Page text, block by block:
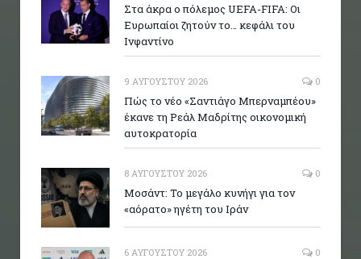
Στα άκρα ο πόλεμος UEFA-FIFA: Οι
Ευρωπαίοι ζητούν το… κεφάλι του
Ινφαντίνο
9 ΑΥΓΟΎΣΤΟΥ 2026 0
Πώς το νέο «Σαντιάγο Μπερναμπέου»
έκανε τη Ρεάλ Μαδρίτης οικονομική
αυτοκρατορία
8 ΑΥΓΟΎΣΤΟΥ 2026 0
Μοσάντ: Το μεγάλο κυνήγι για τον
«αόρατο» ηγέτη του Ιράν
6 ΑΥΓΟΎΣΤΟΥ 2026 0